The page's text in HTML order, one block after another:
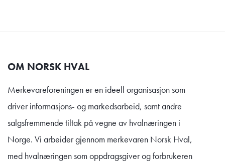
OM NORSK HVAL
Merkevareforeningen er en ideell organisasjon som
driver informasjons- og markedsarbeid, samt andre
salgsfremmende tiltak på vegne av hvalnæringen i
Norge. Vi arbeider gjennom merkevaren Norsk Hval,
med hvalnæringen som oppdragsgiver og forbrukeren